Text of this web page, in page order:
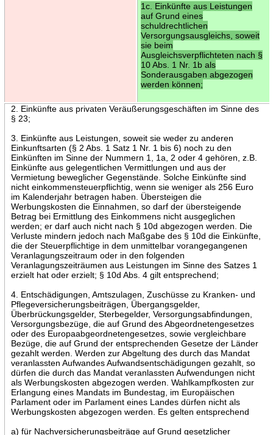
1c. Einkünfte aus Leistungen
auf Grund eines
schuldrechtlichen
Versorgungsausgleichs, soweit
sie beim
Ausgleichsverpflichteten nach §
10 Abs. 1 Nr. 1b als
Sonderausgaben abgezogen
werden können;
2. Einkünfte aus privaten Veräußerungsgeschäften im Sinne des
§ 23;
3. Einkünfte aus Leistungen, soweit sie weder zu anderen
Einkunftsarten (§ 2 Abs. 1 Satz 1 Nr. 1 bis 6) noch zu den
Einkünften im Sinne der Nummern 1, 1a, 2 oder 4 gehören, z.B.
Einkünfte aus gelegentlichen Vermittlungen und aus der
Vermietung beweglicher Gegenstände. Solche Einkünfte sind
nicht einkommensteuerpflichtig, wenn sie weniger als 256 Euro
im Kalenderjahr betragen haben. Übersteigen die
Werbungskosten die Einnahmen, so darf der übersteigende
Betrag bei Ermittlung des Einkommens nicht ausgeglichen
werden; er darf auch nicht nach § 10d abgezogen werden. Die
Verluste mindern jedoch nach Maßgabe des § 10d die Einkünfte,
die der Steuerpflichtige in dem unmittelbar vorangegangenen
Veranlagungszeitraum oder in den folgenden
Veranlagungszeiträumen aus Leistungen im Sinne des Satzes 1
erzielt hat oder erzielt; § 10d Abs. 4 gilt entsprechend;
4. Entschädigungen, Amtszulagen, Zuschüsse zu Kranken- und
Pflegeversicherungsbeiträgen, Übergangsgelder,
Überbrückungsgelder, Sterbegelder, Versorgungsabfindungen,
Versorgungsbezüge, die auf Grund des Abgeordnetengesetzes
oder des Europaabgeordnetengesetzes, sowie vergleichbare
Bezüge, die auf Grund der entsprechenden Gesetze der Länder
gezahlt werden. Werden zur Abgeltung des durch das Mandat
veranlassten Aufwandes Aufwandsentschädigungen gezahlt, so
dürfen die durch das Mandat veranlassten Aufwendungen nicht
als Werbungskosten abgezogen werden. Wahlkampfkosten zur
Erlangung eines Mandats im Bundestag, im Europäischen
Parlament oder im Parlament eines Landes dürfen nicht als
Werbungskosten abgezogen werden. Es gelten entsprechend
a) für Nachversicherungsbeiträge auf Grund gesetzlicher